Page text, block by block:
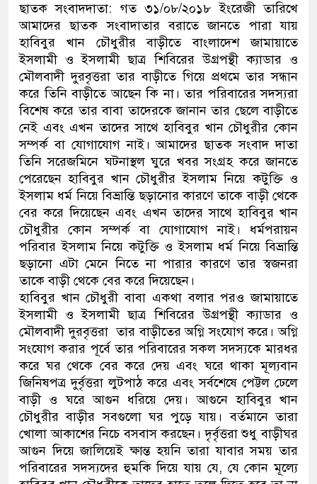
ছাতক সংবাদদাতা: গত ৩১/০৮/২০১৮ ইংরেজী তারিখে
আমাদের ছাতক সংবাদাতার বরাতে জানতে পারা যায়
হাবিবুর খান চৌধুরীর বাড়ীতে বাংলাদেশ জামায়াতে
ইসলামী ও ইসলামী ছাত্র শিবিরের উগ্রপন্থী ক্যাডার ও
মৌলবাদী দুরবৃত্তরা তার বাড়ীতে গিয়ে প্রথমে তার সন্ধান
করে তিনি বাড়ীতে আছেন কি না। তার পরিবারের সদস্যরা
বিশেষ করে তার বাবা তাদেরকে জানান তার ছেলে বাড়ীতে
নেই এবং এখন তাদের সাথে হাবিবুর খান চৌধুরীর কোন
সম্পর্ক বা যোগাযোগ নাই। আমাদের ছাতক সংবাদ দাতা
তিনি সরেজমিনে ঘটনাস্থল ঘুরে খবর সংগ্রহ করে জানতে
পেরেছেন হাবিবুর খান চৌধুরীর ইসলাম নিয়ে কটুক্তি ও
ইসলাম ধর্ম নিয়ে বিভ্রান্তি ছড়ানোর কারণে তাকে বাড়ী থেকে
বের করে দিয়েছেন এবং এখন তাদের সাথে হাবিবুর খান
চৌধুরীর কোন সম্পর্ক বা যোগাযোগ নাই। ধর্মপরায়ন
পরিবার ইসলাম নিয়ে কটুক্তি ও ইসলাম ধর্ম নিয়ে বিভ্রান্তি
ছড়ানো এটা মেনে নিতে না পারার কারণে তার স্বজনরা
তাকে বাড়ী থেকে বের করে দিয়েছেন।
হাবিবুর খান চৌধুরী বাবা একথা বলার পরও জামায়াতে
ইসলামী ও ইসলামী ছাত্র শিবিরের উগ্রপন্থী ক্যাডার ও
মৌলবাদী দুরবৃত্তরা তার বাড়ীতের অগ্নি সংযোগ করে। অগ্নি
সংযোগ করার পূর্বে তার পরিবারের সকল সদস্যকে মারধর
করে ঘর থেকে বের করে দেয় এবং ঘরে থাকা মূল্যবান
জিনিষপত্র দুর্বৃত্তরা লুটপাঠ করে এবং সর্বশেষে পেট্টল ঢেলে
বাড়ী ও ঘরে আগুন ধরিয়ে দেয়। আগুনে হাবিবুর খান
চৌধুরীর বাড়ীর সবগুলো ঘর পুড়ে যায়। বর্তমানে তারা
খোলা আকাশের নিচে বসবাস করছেন। দৃর্বৃত্তরা শুধু বাড়ীঘর
আগুন দিয়ে জালিয়েই ক্ষান্ত হয়নি তারা যাবার সময় তার
পরিবারের সদস্যদের হুমকি দিয়ে যায় যে, যে কোন মূল্যে